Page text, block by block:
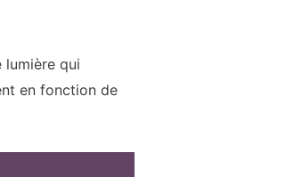
lumière qui
en fonction de